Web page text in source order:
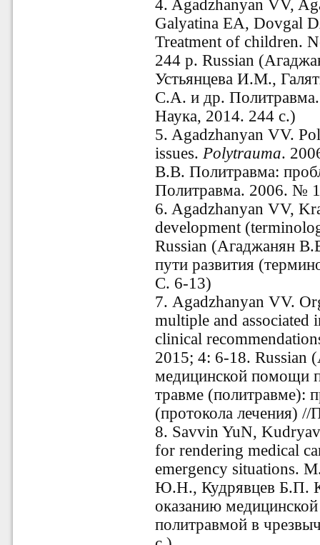
4. Agadzhanyan VV,
Galyatina EA, Dovgal
Treatment of children.
244 p. Russian (
Устьянцева И.М.,
С.А. и др.
Наука, 2014. 244 с.)
5. Agadzhanyan VV.
issues.Polytrauma.
В.В. Политравма:
Политравма. 2006. №
6. Agadzhanyan VV,
development
Russian (Агаджанян
пути развития
С. 6-13)
7. Agadzhanyan VV.
multiple and
clinical
2015; 4: 6-18. Russian
медицинской помощи
травме (политравме):
(протокола лечения)
8. Savvin YuN,
for rendering medical
emergency situations. M
Ю.Н., Кудрявцев Б.П.
оказанию
политравмой в